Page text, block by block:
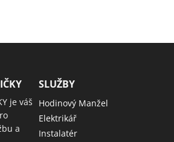
je váš
a
SLUŽBY
Hodinový Manžel
Elektrikář
Instalatér